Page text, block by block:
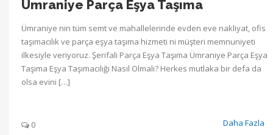
Ümraniye Parça Eşya Taşıma
Ümraniye nin tüm semt ve mahallelerinde evden eve nakliyat, ofis
taşımacılık ve parça eşya taşıma hizmeti ni müşteri memnuniyeti
ilkesiyle veriyoruz. Şerifali Parça Eşya Taşıma Ümraniye Parça Eşya
Taşıma Eşya Taşımacılığı Nasıl Olmalı? Herkes mutlaka bir defa da
olsa evini […]
0 Daha Fazla